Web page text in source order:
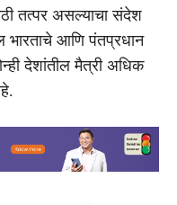
तत्पर असल्याचा संदेश
भारताचे आणि पंतप्रधान
देशांतील मैत्री अधिक